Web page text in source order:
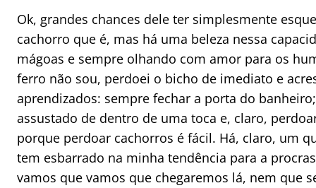
Ok, grandes chances dele ter simplesmente
cachorro que é, mas há uma beleza nessa
mágoas e sempre olhando com amor para os
ferro não sou, perdoei o bicho de imediato e
aprendizados: sempre fechar a porta do
assustado de dentro de uma toca e, claro,
porque perdoar cachorros é fácil. Há, claro, um
tem esbarrado na minha tendência para a
vamos que vamos que chegaremos lá, nem que